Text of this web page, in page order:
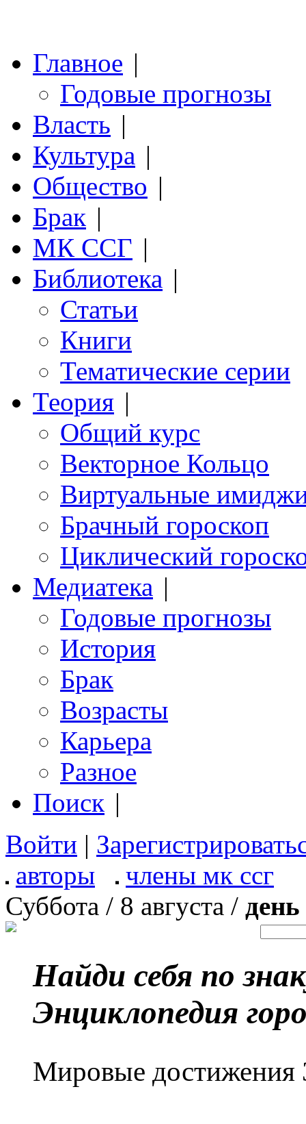
Главное |
Годовые прогнозы
Власть |
Культура |
Общество |
Брак |
МК ССГ |
Библиотека |
Статьи
Книги
Тематические серии
Теория |
Общий курс
Векторное Кольцо
Виртуальные
Брачный гороскоп
Циклический
Медиатека |
Годовые прогнозы
История
Брак
Возрасты
Карьера
Разное
Поиск |
Войти |
авторы
члены мк ссг
Суббота / 8 августа /
Найди себя по
Энциклопедия
Мировые достижения